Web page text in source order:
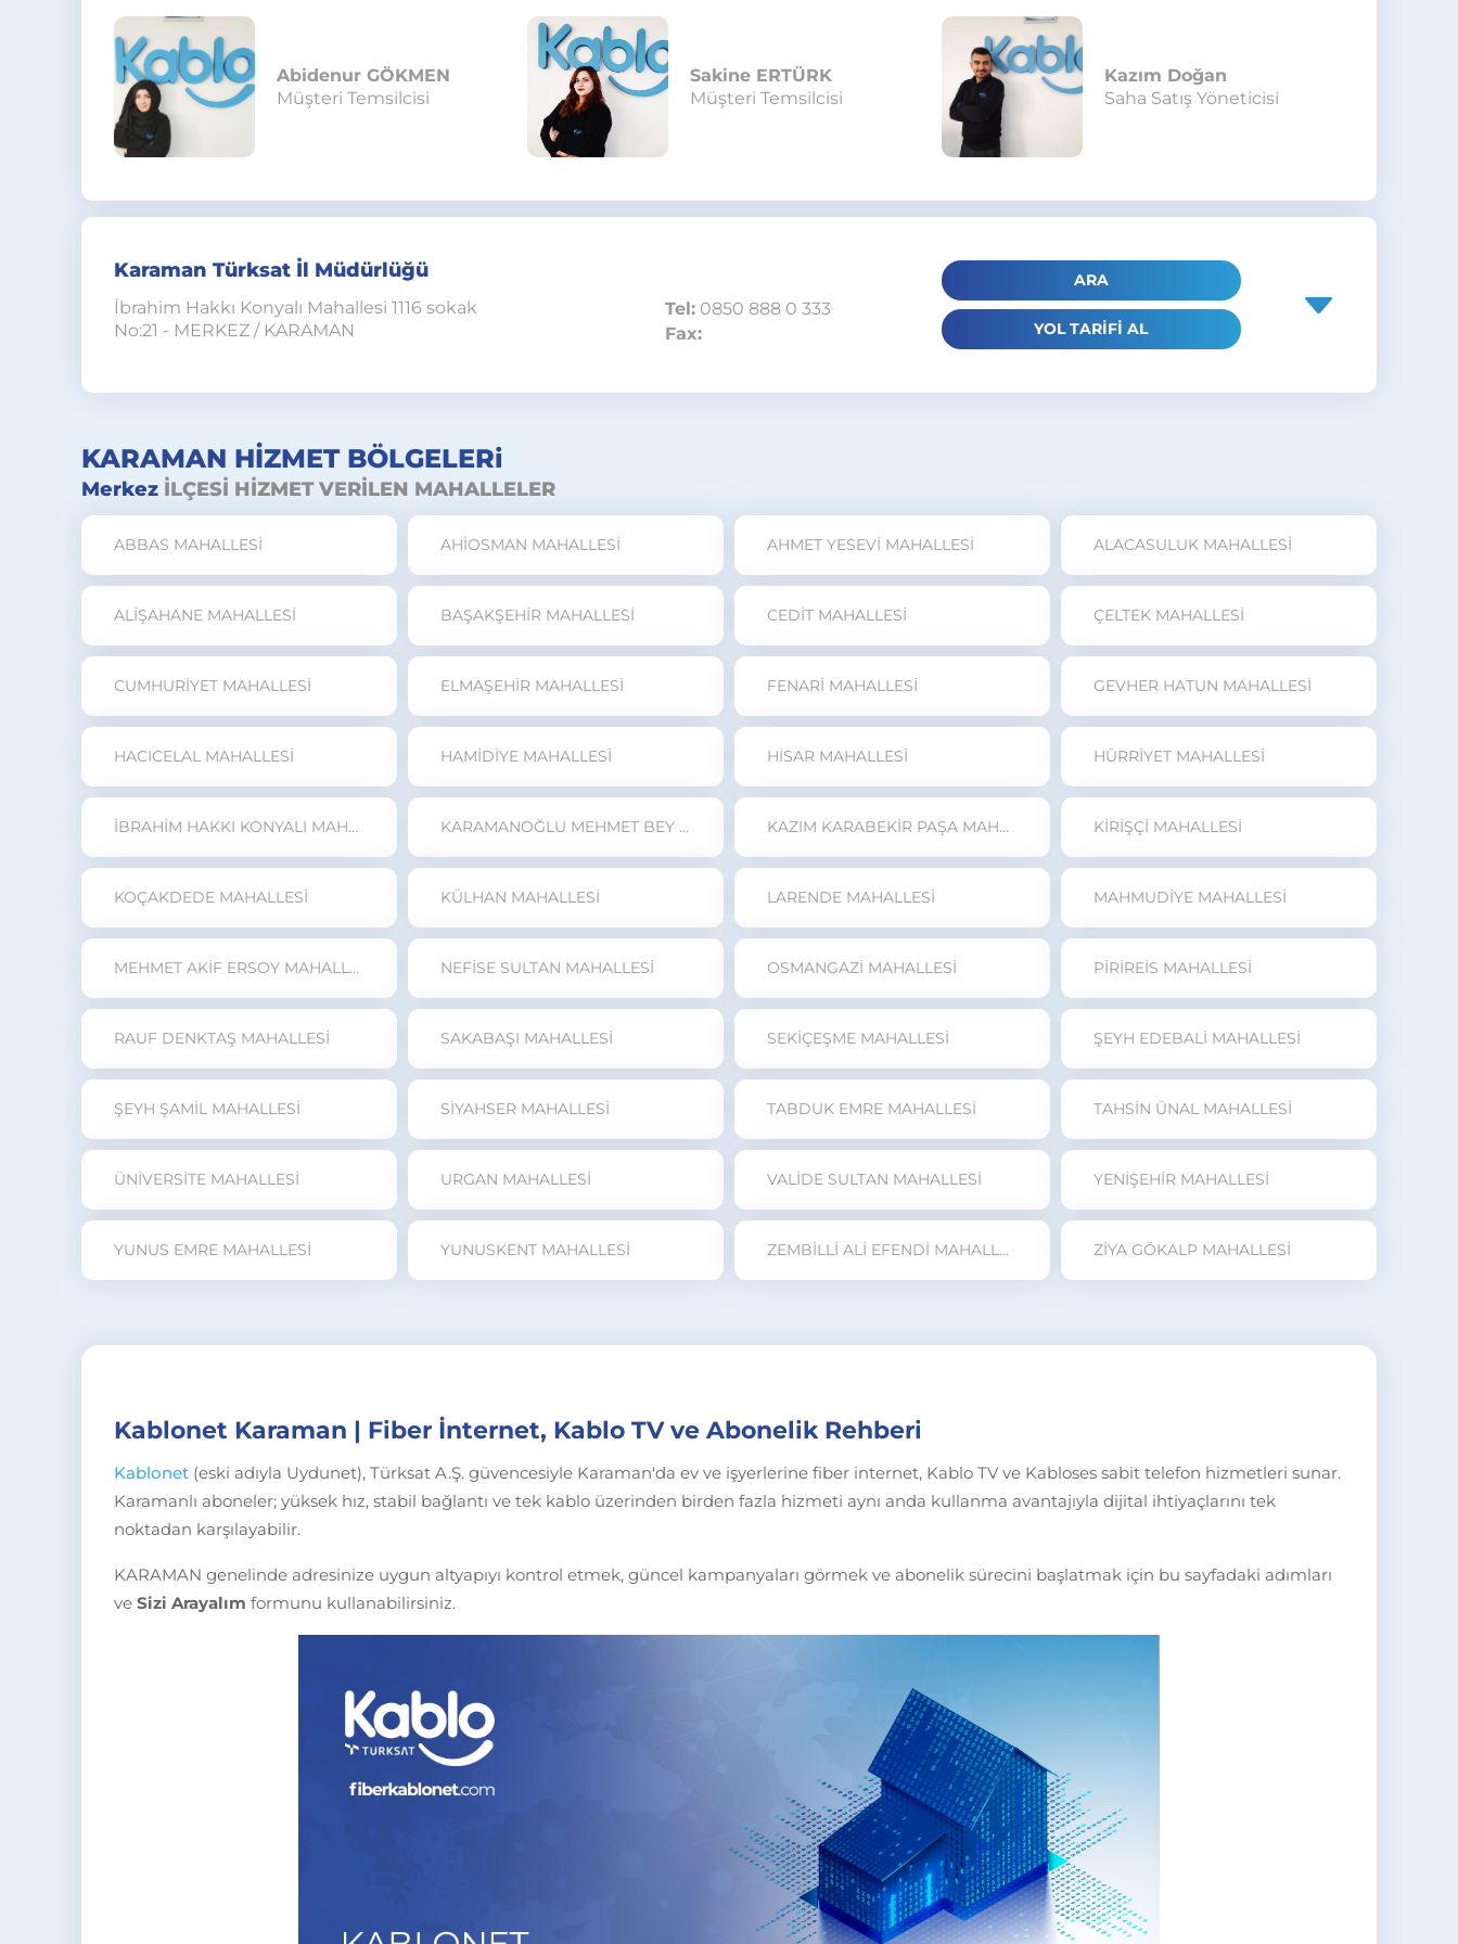
Abidenur GÖKMEN
Müşteri Temsilcisi
Sakine ERTÜRK
Müşteri Temsilcisi
Kazım Doğan
Saha Satış Yöneticisi
Karaman Türksat İl Müdürlüğü
İbrahim Hakkı Konyalı Mahallesi 1116 sokak
No:21 - MERKEZ / KARAMAN
Tel: 0850 888 0 333
Fax:
ARA
YOL TARİFİ AL
KARAMAN HİZMET BÖLGELERi
Merkez İLÇESİ HİZMET VERİLEN MAHALLELER
ABBAS MAHALLESİ AHİOSMAN MAHALLESİ AHMET YESEVİ MAHALLESİ ALACASULUK MAHALLESİ
ALİŞAHANE MAHALLESİ BAŞAKŞEHİR MAHALLESİ CEDİT MAHALLESİ ÇELTEK MAHALLESİ
CUMHURİYET MAHALLESİ ELMAŞEHİR MAHALLESİ FENARİ MAHALLESİ GEVHER HATUN MAHALLESİ
HACICELAL MAHALLESİ HAMİDİYE MAHALLESİ HİSAR MAHALLESİ HÜRRİYET MAHALLESİ
İBRAHİM HAKKI KONYALI MAHALLESİ KARAMANOĞLU MEHMET BEY MAHALLESİ KAZIM KARABEKİR PAŞA MAHALLESİ KİRİŞÇİ MAHALLESİ
KOÇAKDEDE MAHALLESİ KÜLHAN MAHALLESİ LARENDE MAHALLESİ MAHMUDİYE MAHALLESİ
MEHMET AKİF ERSOY MAHALLESİ NEFİSE SULTAN MAHALLESİ OSMANGAZİ MAHALLESİ PİRİREİS MAHALLESİ
RAUF DENKTAŞ MAHALLESİ SAKABAŞI MAHALLESİ SEKİÇEŞME MAHALLESİ ŞEYH EDEBALİ MAHALLESİ
ŞEYH ŞAMİL MAHALLESİ SİYAHSER MAHALLESİ TABDUK EMRE MAHALLESİ TAHSİN ÜNAL MAHALLESİ
ÜNİVERSİTE MAHALLESİ URGAN MAHALLESİ VALİDE SULTAN MAHALLESİ YENİŞEHİR MAHALLESİ
YUNUS EMRE MAHALLESİ YUNUSKENT MAHALLESİ ZEMBİLLİ ALİ EFENDİ MAHALLESİ ZİYA GÖKALP MAHALLESİ
Kablonet Karaman | Fiber İnternet, Kablo TV ve Abonelik Rehberi
Kablonet (eski adıyla Uydunet), Türksat A.Ş. güvencesiyle Karaman'da ev ve işyerlerine fiber internet, Kablo TV ve Kabloses sabit telefon hizmetleri sunar.
Karamanlı aboneler; yüksek hız, stabil bağlantı ve tek kablo üzerinden birden fazla hizmeti aynı anda kullanma avantajıyla dijital ihtiyaçlarını tek
noktadan karşılayabilir.
KARAMAN genelinde adresinize uygun altyapıyı kontrol etmek, güncel kampanyaları görmek ve abonelik sürecini başlatmak için bu sayfadaki adımları
ve Sizi Arayalım formunu kullanabilirsiniz.